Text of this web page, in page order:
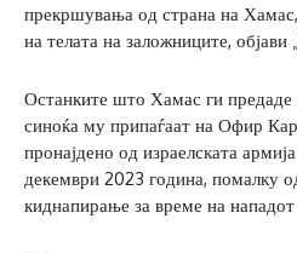
прекршувања од страна на
на телата на заложниците, објави
Останките што Хамас ги предаде
синоќа му припаѓаат на Офир
пронајдено од израелската
декември 2023 година, помалку
киднапирање за време на